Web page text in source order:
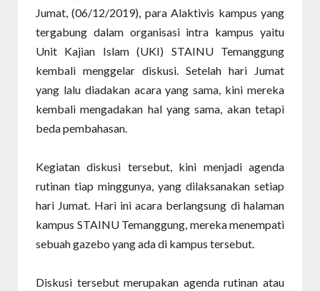
Jumat, (06/12/2019), para Alaktivis kampus yang
tergabung dalam organisasi intra kampus yaitu
Unit Kajian Islam (UKI) STAINU Temanggung
kembali menggelar diskusi. Setelah hari Jumat
yang lalu diadakan acara yang sama, kini mereka
kembali mengadakan hal yang sama, akan tetapi
beda pembahasan.
Kegiatan diskusi tersebut, kini menjadi agenda
rutinan tiap minggunya, yang dilaksanakan setiap
hari Jumat. Hari ini acara berlangsung di halaman
kampus STAINU Temanggung, mereka menempati
sebuah gazebo yang ada di kampus tersebut.
Diskusi tersebut merupakan agenda rutinan atau